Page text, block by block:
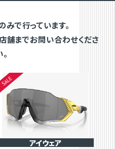
で行っています。
舗までお問い合わせくださ
アイウェア